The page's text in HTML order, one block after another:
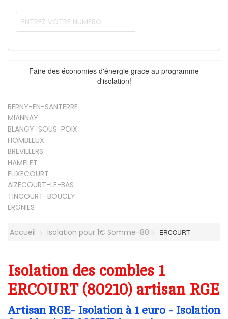
Faire des économies d'énergie grace au programme
d'isolation!
BERNY-EN-SANTERRE
MIANNAY
BLANGY-SOUS-POIX
HOMBLEUX
BREVILLERS
HAMELET
FLIXECOURT
AIZECOURT-LE-BAS
TINCOURT-BOUCLY
ERGNIES
Accueil Isolation pour 1€ Somme-80 ERCOURT
Isolation des combles 1
ERCOURT (80210) artisan RGE
Artisan RGE- Isolation à 1 euro - Isolation